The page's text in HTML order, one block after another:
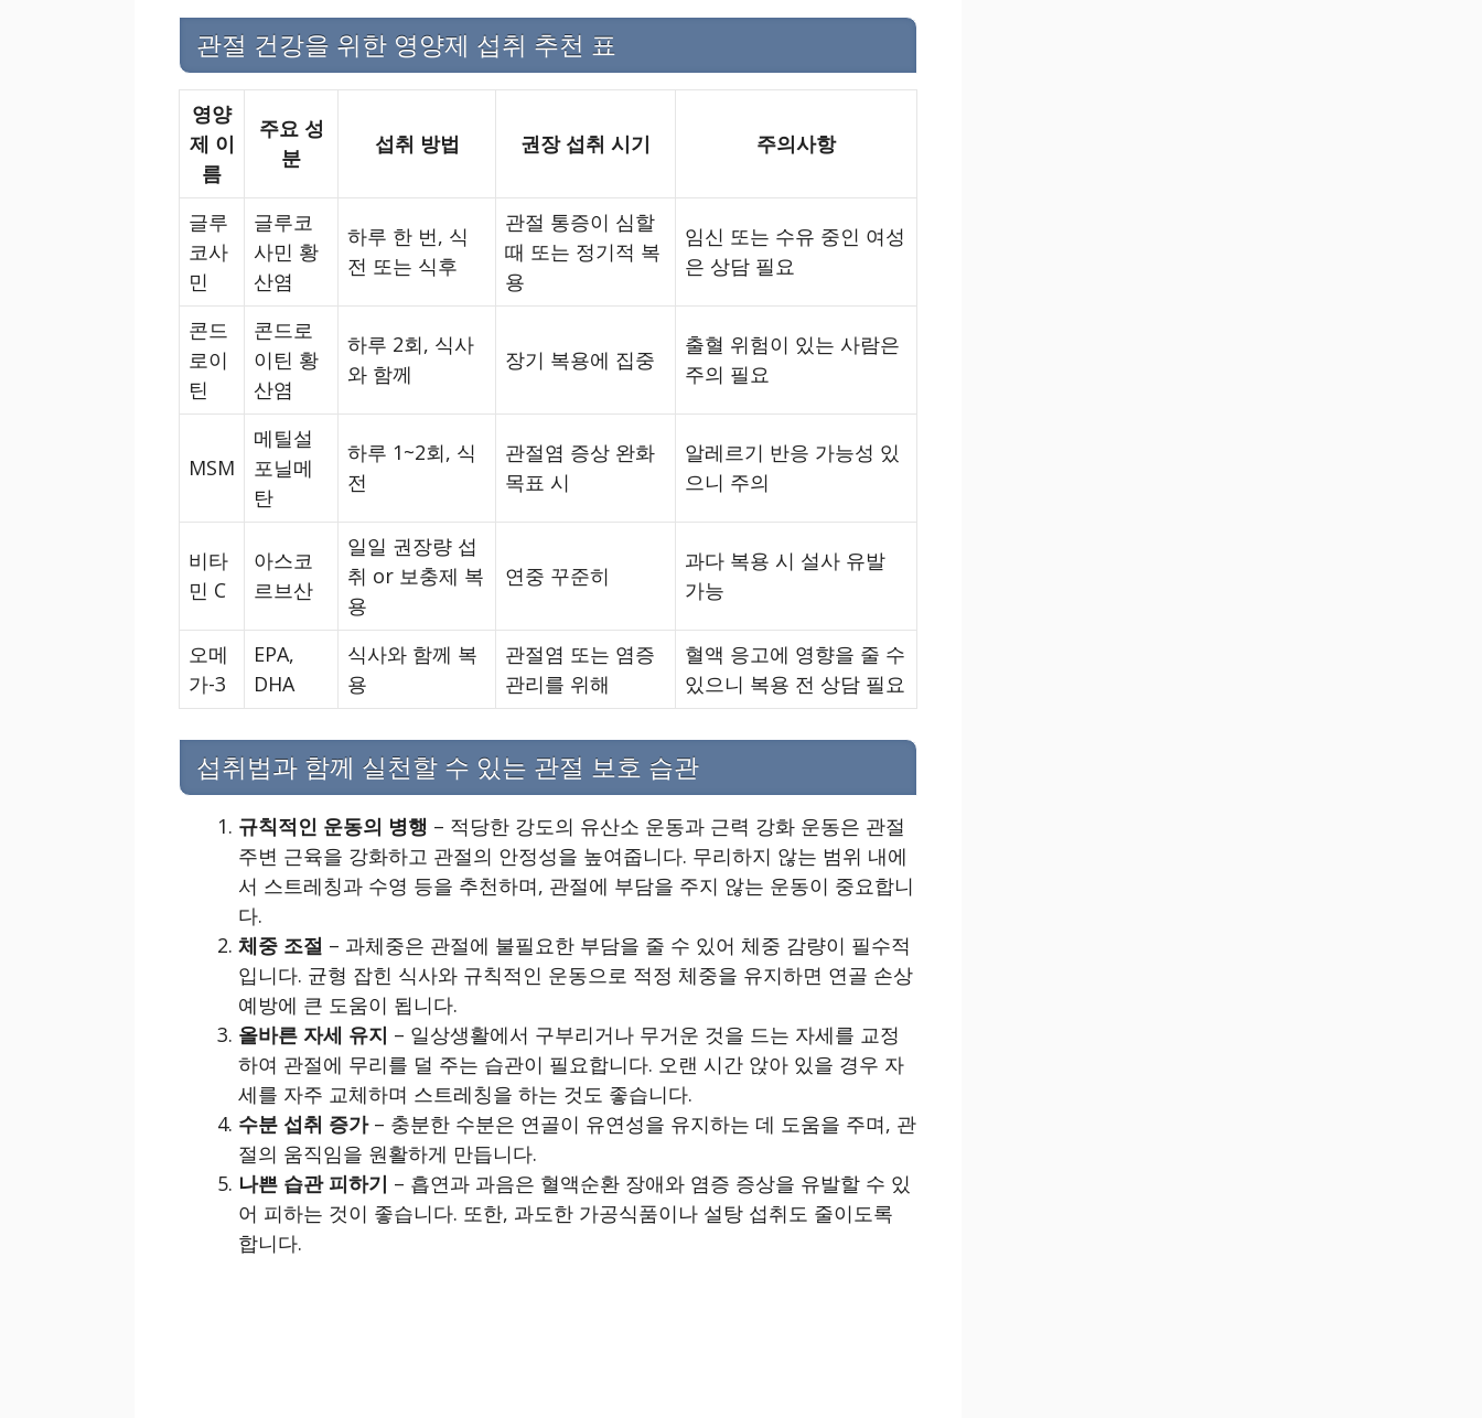
관절 건강을 위한 영양제 섭취 추천 표
영양
제 이
름
주요 성
분
섭취 방법 권장 섭취 시기 주의사항
글루
코사
민
글루코
사민 황
산염
하루 한 번, 식
전 또는 식후
관절 통증이 심할
때 또는 정기적 복
용
임신 또는 수유 중인 여성
은 상담 필요
콘드
로이
틴
콘드로
이틴 황
산염
하루 2회, 식사
와 함께
장기 복용에 집중
출혈 위험이 있는 사람은
주의 필요
MSM
메틸설
포닐메
탄
하루 1~2회, 식
전
관절염 증상 완화
목표 시
알레르기 반응 가능성 있
으니 주의
비타
민 C
아스코
르브산
일일 권장량 섭
취 or 보충제 복
용
연중 꾸준히
과다 복용 시 설사 유발
가능
오메
가-3
EPA,
DHA
식사와 함께 복
용
관절염 또는 염증
관리를 위해
혈액 응고에 영향을 줄 수
있으니 복용 전 상담 필요
섭취법과 함께 실천할 수 있는 관절 보호 습관
규칙적인 운동의 병행 – 적당한 강도의 유산소 운동과 근력 강화 운동은 관절
주변 근육을 강화하고 관절의 안정성을 높여줍니다. 무리하지 않는 범위 내에
서 스트레칭과 수영 등을 추천하며, 관절에 부담을 주지 않는 운동이 중요합니
다.
체중 조절 – 과체중은 관절에 불필요한 부담을 줄 수 있어 체중 감량이 필수적
입니다. 균형 잡힌 식사와 규칙적인 운동으로 적정 체중을 유지하면 연골 손상
예방에 큰 도움이 됩니다.
올바른 자세 유지 – 일상생활에서 구부리거나 무거운 것을 드는 자세를 교정
하여 관절에 무리를 덜 주는 습관이 필요합니다. 오랜 시간 앉아 있을 경우 자
세를 자주 교체하며 스트레칭을 하는 것도 좋습니다.
수분 섭취 증가– 충분한 수분은 연골이 유연성을 유지하는 데 도움을 주며, 관
절의 움직임을 원활하게 만듭니다.
나쁜 습관 피하기 – 흡연과 과음은 혈액순환 장애와 염증 증상을 유발할 수 있
어 피하는 것이 좋습니다. 또한, 과도한 가공식품이나 설탕 섭취도 줄이도록
합니다.